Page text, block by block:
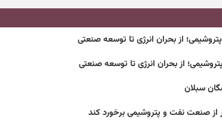
پتروشیمی؛ از بحران انرژی تا توسعه صنعتی
از بحران انرژی تا توسعه صنعتی
سبلان
از صنعت نفت و پتروشیمی برخورد کند